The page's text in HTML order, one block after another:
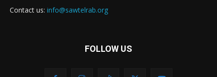
Contact us: info@sawtelrab.org
FOLLOW US